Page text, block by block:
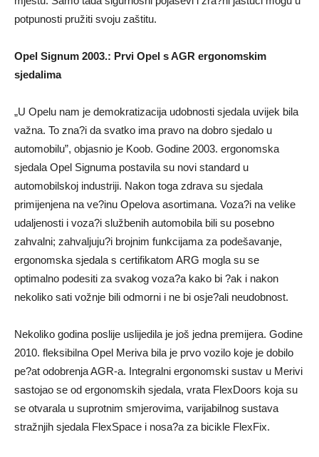
potpunosti pružiti svoju zaštitu.
Opel Signum 2003.: Prvi Opel s AGR ergonomskim
sjedalima
„U Opelu nam je demokratizacija udobnosti sjedala uvijek bila
važna. To zna?i da svatko ima pravo na dobro sjedalo u
automobilu”, objasnio je Koob. Godine 2003. ergonomska
sjedala Opel Signuma postavila su novi standard u
automobilskoj industriji. Nakon toga zdrava su sjedala
primijenjena na ve?inu Opelova asortimana. Voza?i na velike
udaljenosti i voza?i službenih automobila bili su posebno
zahvalni; zahvaljuju?i brojnim funkcijama za podešavanje,
ergonomska sjedala s certifikatom ARG mogla su se
optimalno podesiti za svakog voza?a kako bi ?ak i nakon
nekoliko sati vožnje bili odmorni i ne bi osje?ali neudobnost.
Nekoliko godina poslije uslijedila je još jedna premijera. Godine
2010. fleksibilna Opel Meriva bila je prvo vozilo koje je dobilo
pe?at odobrenja AGR-a. Integralni ergonomski sustav u Merivi
sastojao se od ergonomskih sjedala, vrata FlexDoors koja su
se otvarala u suprotnim smjerovima, varijabilnog sustava
stražnjih sjedala FlexSpace i nosa?a za bicikle FlexFix.